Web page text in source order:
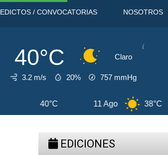
EDICTOS / CONVOCATORIAS NOSOTROS
40°C Claro
3.2 m/s 20% 757 mmHg
12 Ago 35°C
EDICIONES